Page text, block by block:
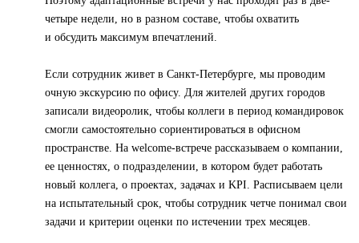
четыре недели, но в разном составе, чтобы охватить
и обсудить максимум впечатлений.
Если сотрудник живет в Санкт-Петербурге, мы проводим
очную экскурсию по офису. Для жителей других городов
записали видеоролик, чтобы коллеги в период командировок
смогли самостоятельно сориентироваться в офисном
пространстве. На welcome-встрече рассказываем о компании,
ее ценностях, о подразделении, в котором будет работать
новый коллега, о проектах, задачах и KPI. Расписываем цели
на испытательный срок, чтобы сотрудник четче понимал свои
задачи и критерии оценки по истечении трех месяцев.